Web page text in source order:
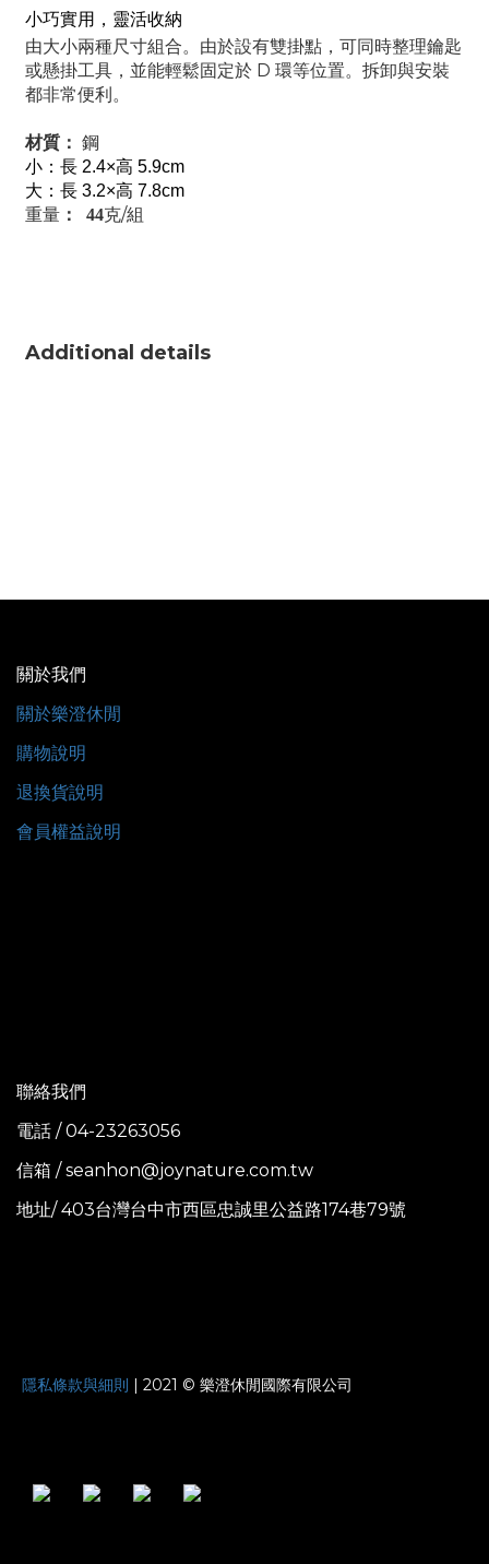
小巧實用，靈活收納
由大小兩種尺寸組合。由於設有雙掛點，可同時整理鑰匙
或懸掛工具，並能輕鬆固定於 D 環等位置。拆卸與安裝
都非常便利。
材質： 鋼
小：長 2.4×高 5.9cm
大：長 3.2×高 7.8cm
重量 ： 44克/組
Additional details
關於我們
關於樂澄休閒
購物說明
退換貨說明
會員權益說明
聯絡我們
電話 / 04-23263056
信箱 / seanhon@joynature.com.tw
地址/ 403台灣台中市西區忠誠里公益路174巷79號
隱私條款與細則 | 2021 © 樂澄休閒國際有限公司